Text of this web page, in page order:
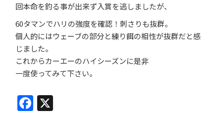
回本命を釣る事が出来ず入賞を逃しましたが、
60タマンでハリの強度を確認！刺さりも抜群。
個人的にはウェーブの部分と練り餌の相性が抜群だと感
じました。
これからカーエーのハイシーズンに是非
一度使ってみて下さい。
Facebook